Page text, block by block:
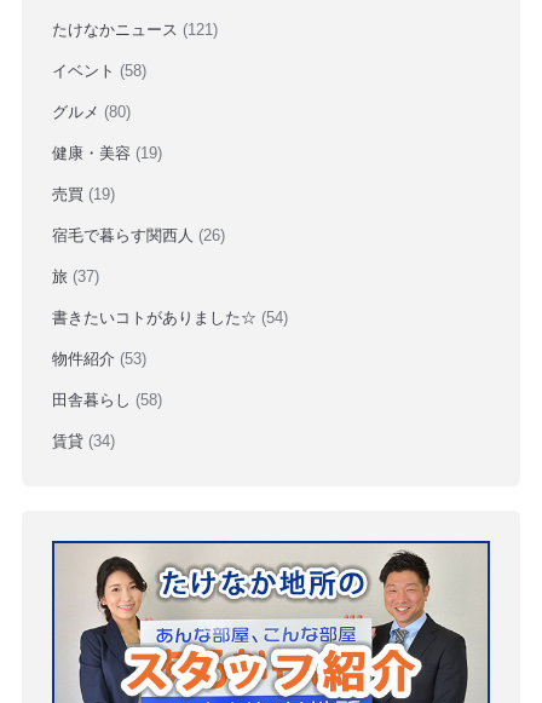
たけなかニュース (121)
イベント (58)
グルメ (80)
健康・美容 (19)
売買 (19)
宿毛で暮らす関西人 (26)
旅 (37)
書きたいコトがありました☆ (54)
物件紹介 (53)
田舎暮らし (58)
賃貸 (34)